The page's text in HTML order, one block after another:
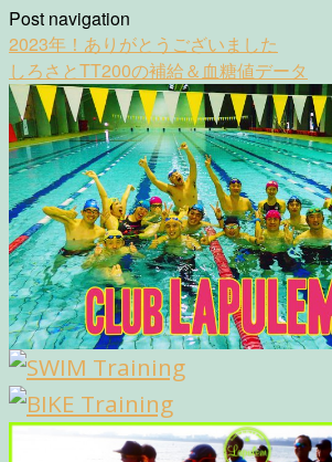
Post navigation
2023年！ありがとうございました
しろさとTT200の補給＆血糖値データ